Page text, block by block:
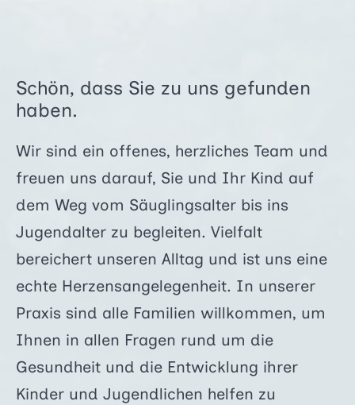
Schön, dass Sie zu uns gefunden
haben.
Wir sind ein offenes, herzliches Team und
freuen uns darauf, Sie und Ihr Kind auf
dem Weg vom Säuglingsalter bis ins
Jugendalter zu begleiten. Vielfalt
bereichert unseren Alltag und ist uns eine
echte Herzensangelegenheit. In unserer
Praxis sind alle Familien willkommen, um
Ihnen in allen Fragen rund um die
Gesundheit und die Entwicklung ihrer
Kinder und Jugendlichen helfen zu